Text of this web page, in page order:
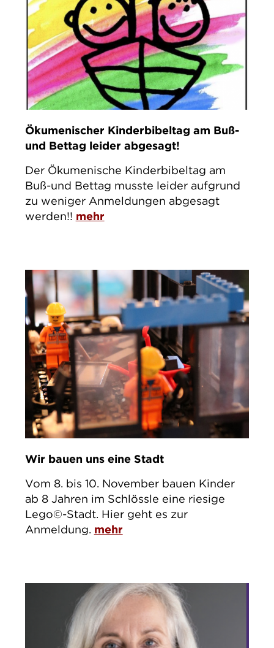
Ökumenischer Kinderbibeltag am Buß-
und Bettag leider abgesagt!
Der Ökumenische Kinderbibeltag am
Buß-und Bettag musste leider aufgrund
zu weniger Anmeldungen abgesagt
werden!! mehr
Wir bauen uns eine Stadt
Vom 8. bis 10. November bauen Kinder
ab 8 Jahren im Schlössle eine riesige
Lego©-Stadt. Hier geht es zur
Anmeldung. mehr